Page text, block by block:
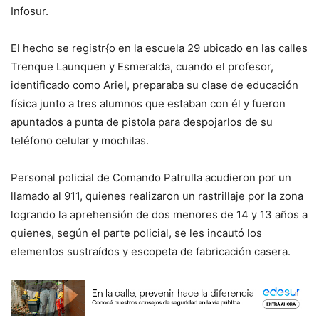
Infosur.
El hecho se registr{o en la escuela 29 ubicado en las calles
Trenque Launquen y Esmeralda, cuando el profesor,
identificado como Ariel, preparaba su clase de educación
física junto a tres alumnos que estaban con él y fueron
apuntados a punta de pistola para despojarlos de su
teléfono celular y mochilas.
Personal policial de Comando Patrulla acudieron por un
llamado al 911, quienes realizaron un rastrillaje por la zona
logrando la aprehensión de dos menores de 14 y 13 años a
quienes, según el parte policial, se les incautó los
elementos sustraídos y escopeta de fabricación casera.